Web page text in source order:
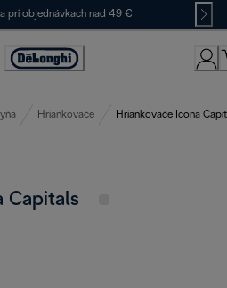
pri objednávkach nad 49 €
Accessibility
Hriankovače Hriankovače Icona
Capitals